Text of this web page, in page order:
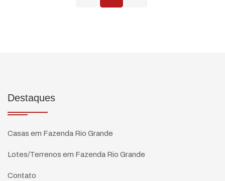
Destaques
Casas em Fazenda Rio Grande
Lotes/Terrenos em Fazenda Rio Grande
Contato